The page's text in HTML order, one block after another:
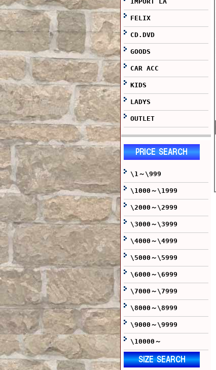
FELIX
CD.DVD
GOODS
CAR ACC
KIDS
LADYS
OUTLET
\1～\999
\1000～\1999
\2000～\2999
\3000～\3999
\4000～\4999
\5000～\5999
\6000～\6999
\7000～\7999
\8000～\8999
\9000～\9999
\10000～